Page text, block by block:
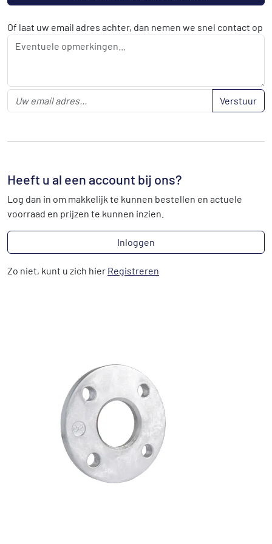
Of laat uw email adres achter, dan nemen we snel contact op
Verstuur
Heeft u al een account bij ons?
Log dan in om makkelijk te kunnen bestellen en actuele
voorraad en prijzen te kunnen inzien.
Inloggen
Zo niet, kunt u zich hier Registreren